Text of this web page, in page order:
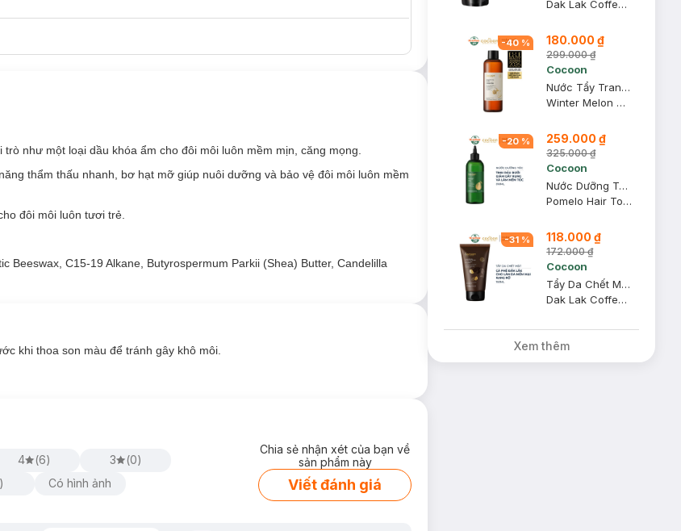
Lip Balm:
Lip Balm:
thẩm thấu nhanh, bơ hạt mỡ giúp nuôi dưỡng và bảo vệ đôi môi luôn mềm
bảo vệ và ngăn khô môi do thời tiết.
mềm mại, mang đến cảm giác thoải mái cho đôi môi của bạn.
như một loại dầu khóa ẩm cho đôi môi luôn mềm mịn, căng mọng.
thẩm thấu nhanh, bơ hạt mỡ giúp nuôi dưỡng và bảo vệ đôi môi luôn mềm
đôi môi luôn tươi trẻ.
Beeswax, C15-19 Alkane, Butyrospermum Parkii (Shea) Butter, Candelilla
khi thoa son màu để tránh gây khô môi.
4 (6) 3 (0)
) Có hình ảnh
Chia sẻ nhận xét của bạn về
sản phẩm này
Viết đánh giá
Dak Lak Coffee Body Polish
-40 % 180.000 ₫
299.000 ₫
Cocoon
Nước Tẩy Trang Bí Đao Cocoon Làm Sạch & Giảm Dầu 500ml
Winter Melon Micellar Water
-20 % 259.000 ₫
325.000 ₫
Cocoon
Nước Dưỡng Tóc Cocoon Tinh Dầu Bưởi 310ml
Pomelo Hair Tonic
-31 % 118.000 ₫
172.000 ₫
Cocoon
Tẩy Da Chết Mặt Cocoon Cà Phê Đắk Lắk 150ml
Dak Lak Coffee Face Polish
Xem thêm